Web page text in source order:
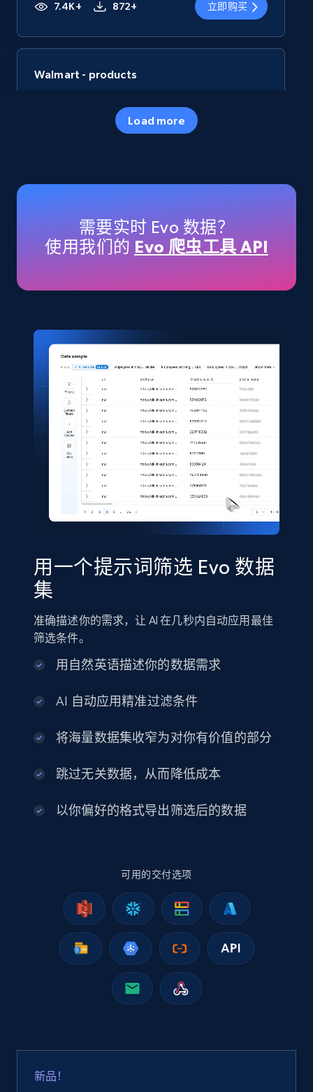
7.4K+ 872+ 立即购买
Walmart - products
Specifications, Image urls, Top reviews, and
eCommerce
5.4K+ 立即购买
Shein- Products
Product name, Description, Initial price, Final
price, Currency, In stock, Color, Size, and more.
Seller id, URL, Seller name, Description, Detailed
2.5K+ 378+ 立即购买
Seller reviews, Breadcrumbs, Root category, and
eCommerce
359+
Rating, Reviews count, Images, Variations, and
Load more
需要实时 Evo 数据？
使用我们的 Evo 爬虫工具 API
用一个提示词筛选 Evo 数据
集
准确描述你的需求，让 AI 在几秒内自动应用最佳
筛选条件。
用自然英语描述你的数据需求
AI 自动应用精准过滤条件
将海量数据集收窄为对你有价值的部分
跳过无关数据，从而降低成本
以你偏好的格式导出筛选后的数据
可用的交付选项
新品！